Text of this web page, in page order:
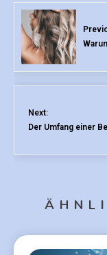
Next:
Der Umfang einer